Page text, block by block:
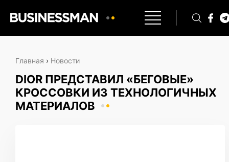
Главная › Новости
DIOR ПРЕДСТАВИЛ «БЕГОВЫЕ»
КРОССОВКИ ИЗ ТЕХНОЛОГИЧНЫХ
МАТЕРИАЛОВ